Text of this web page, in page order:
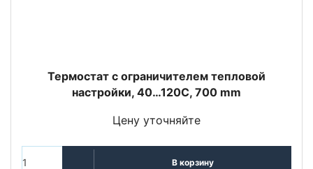
Термостат с ограничителем тепловой
настройки, 40…120С, 700 mm
Цену уточняйте
В корзину